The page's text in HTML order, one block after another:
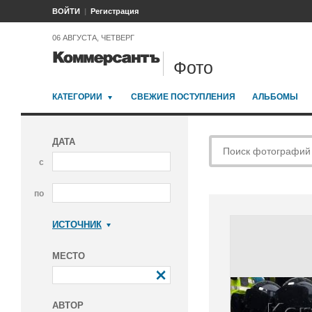
ВОЙТИ Регистрация
06 АВГУСТА, ЧЕТВЕРГ
Фото
КАТЕГОРИИ СВЕЖИЕ ПОСТУПЛЕНИЯ АЛЬБОМЫ
ДАТА
с
по
ИСТОЧНИК
МЕСТО
АВТОР